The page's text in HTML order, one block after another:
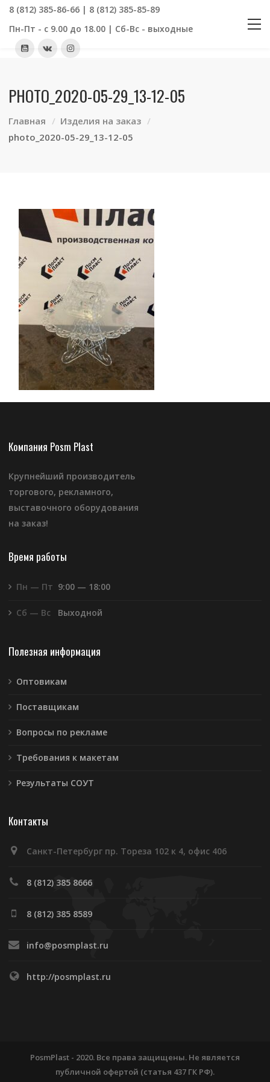
8 (812) 385-86-66 | 8 (812) 385-85-89
Пн-Пт - с 9.00 до 18.00 | Сб-Вс - выходные
PHOTO_2020-05-29_13-12-05
Главная
Изделия на заказ
photo_2020-05-29_13-12-05
Компания Posm Plast
Крупнейший производитель
торгового, рекламного,
выставочного оборудования
на заказ!
Время работы
Пн — Пт 9:00 — 18:00
Сб — Вс Выходной
Полезная информация
Оптовикам
Поставщикам
Вопросы по рекламе
Требования к макетам
Результаты СОУТ
Контакты
Санкт-Петербург пр. Тореза 102 к 4, офис 406
8 (812) 385 8666
8 (812) 385 8589
info@posmplast.ru
http://posmplast.ru
PosmPlast - 2020. Все права защищены. Не является
публичной офертой (статья 437 ГК РФ).